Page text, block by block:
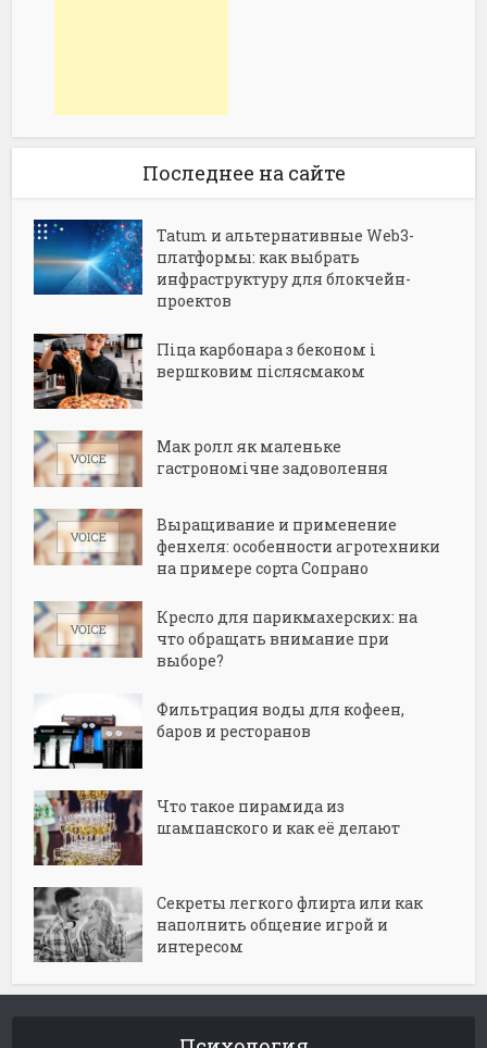
Последнее на сайте
Tatum и альтернативные Web3-
платформы: как выбрать
инфраструктуру для блокчейн-
проектов
Піца карбонара з беконом і
вершковим післясмаком
Мак ролл як маленьке
гастрономічне задоволення
Выращивание и применение
фенхеля: особенности агротехники
на примере сорта Сопрано
Кресло для парикмахерских: на
что обращать внимание при
выборе?
Фильтрация воды для кофеен,
баров и ресторанов
Что такое пирамида из
шампанского и как её делают
Секреты легкого флирта или как
наполнить общение игрой и
интересом